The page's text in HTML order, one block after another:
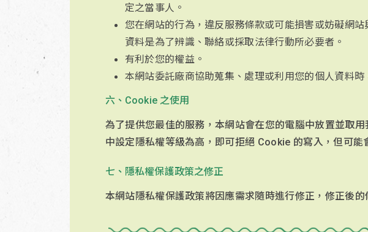
定之當事人。
您在網站的行為，違反服務條款或可能損害或妨礙網
資料是為了辨識、聯絡或採取法律行動所必要者。
有利於您的權益。
本網站委託廠商協助蒐集、處理或利用您的個人資料
六、Cookie 之使用
為了提供您最佳的服務，本網站會在您的電腦中放置並取
中設定隱私權等級為高，即可拒絕 Cookie 的寫入，但可能
七、隱私權保護政策之修正
本網站隱私權保護政策將因應需求隨時進行修正，修正後的